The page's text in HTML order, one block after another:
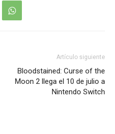
Artículo siguiente
Bloodstained: Curse of the
Moon 2 llega el 10 de julio a
Nintendo Switch